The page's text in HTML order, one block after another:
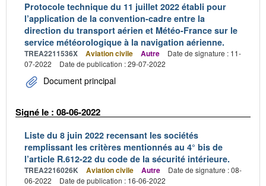
Protocole technique du 11 juillet 2022 établi pour
l’application de la convention-cadre entre la
direction du transport aérien et Météo-France sur le
service météorologique à la navigation aérienne.
TREA2211536X Aviation civile Autre
Date de signature : 11-
07-2022
Date de publication : 29-07-2022
Document principal
Signé le : 08-06-2022
Liste du 8 juin 2022 recensant les sociétés
remplissant les critères mentionnés au 4° bis de
l’article R.612-22 du code de la sécurité intérieure.
TREA2216026K Aviation civile Autre
Date de signature : 08-
06-2022
Date de publication : 16-06-2022